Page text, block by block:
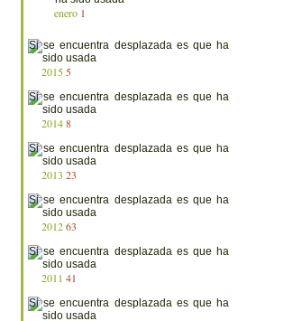
enero 1
2015 5
20148
2013 23
201263
2011 41